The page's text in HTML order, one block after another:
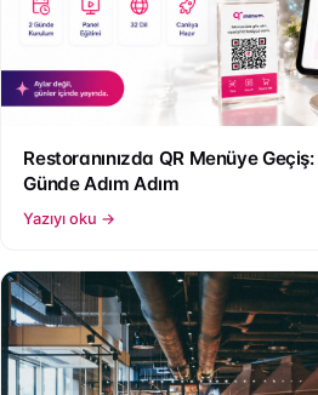
Restoranınızda QR Menüye Geçiş:
Günde Adım Adım
Yazıyı oku →